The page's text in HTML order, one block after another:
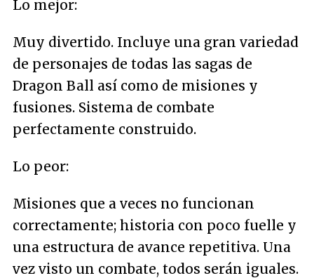
Lo mejor:
Muy divertido. Incluye una gran variedad
de personajes de todas las sagas de
Dragon Ball así como de misiones y
fusiones. Sistema de combate
perfectamente construido.
Lo peor:
Misiones que a veces no funcionan
correctamente; historia con poco fuelle y
una estructura de avance repetitiva. Una
vez visto un combate, todos serán iguales.